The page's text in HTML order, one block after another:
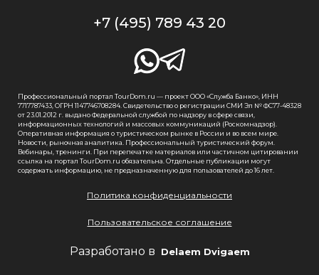
+7 (495) 789 43 20
Профессиональный портал TourDom.ru — проект ООО «Служба Банко», ИНН
7717787433, ОГРН 1147746708284. Свидетельство о регистрации СМИ Эл № ФС77-48328
от 23.01.2012 г. выдано Федеральной службой по надзору в сфере связи,
информационных технологий и массовых коммуникаций (Роскомнадзор).
Оперативная информация о туристическом рынке в России и во всем мире.
Новости, рыночная аналитика. Профессиональный туристический форум.
Вебинары, тренинги. При перепечатке материалов или частичном цитировании
ссылка на портал TourDom.ru обязательна. Отдельные публикации могут
содержать информацию, не предназначенную для пользователей до 16 лет.
Политика конфиденциальности
Пользовательское соглашение
Разработано в Delaem Dvigaem